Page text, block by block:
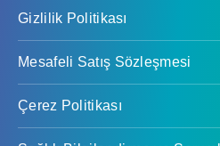
Gizlilik Politikası
Mesafeli Satış Sözleşmesi
Çerez Politikası